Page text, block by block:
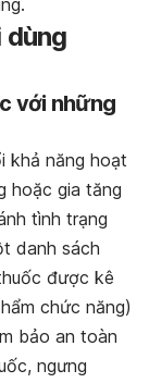
dùng
với những
khả năng hoạt
hoặc gia tăng
tình trạng
danh sách
được kê
chức năng)
bảo an toàn
ngưng